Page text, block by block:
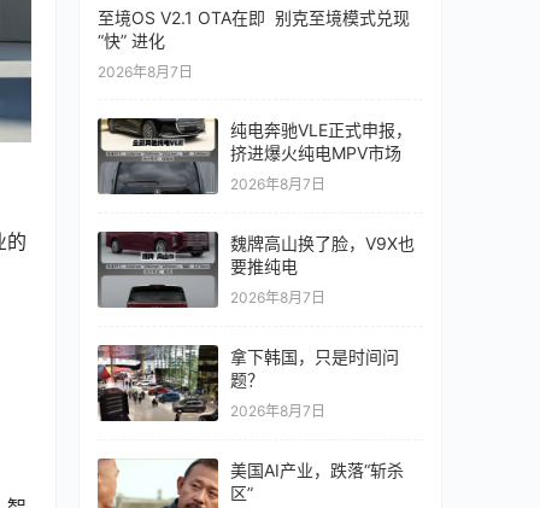
的
至境OS V2.1 OTA在即 别克至境模式兑现
“快” 进化
2026年8月7日
纯电奔驰VLE正式申报，
挤进爆火纯电MPV市场
2026年8月7日
魏牌高山换了脸，V9X也
要推纯电
2026年8月7日
拿下韩国，只是时间问
题？
2026年8月7日
美国AI产业，跌落“斩杀
区”